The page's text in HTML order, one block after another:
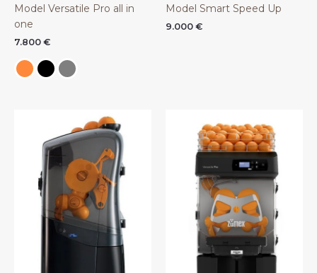
Model Versatile Pro all in
one
7.800 €
Model Smart Speed Up
9.000 €